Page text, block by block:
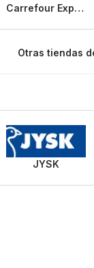
Carrefour Express
Otras tiendas
JYSK